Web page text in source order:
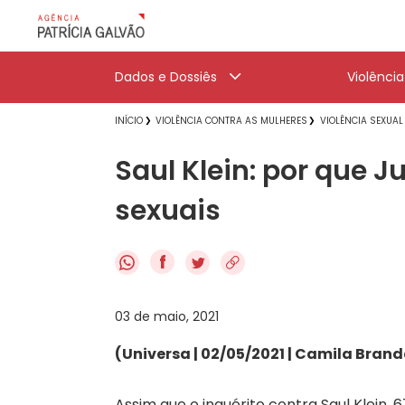
Dados e Dossiês
INÍCIO VIOLÊNCIA CONTRA AS MULHERES VIOLÊNCIA SEXUAL
Saul Klein: por que
sexuais
f
03 de maio, 2021
(Universa | 02/05/2021 | Camila